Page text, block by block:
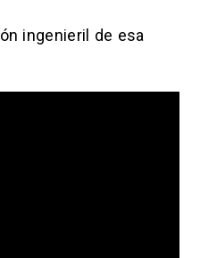
ingenieril de esa